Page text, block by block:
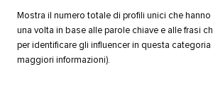
Mostra il numero totale di profili unici che
una volta in base alle parole chiave e alle frasi
per identificare gli influencer in questa categoria
maggiori informazioni).​​